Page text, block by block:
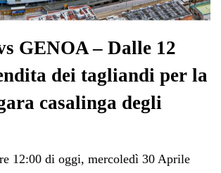
GENOA – Dalle 12
dei tagliandi per la
casalinga degli
12:00 di oggi, mercoledì 30 Aprile